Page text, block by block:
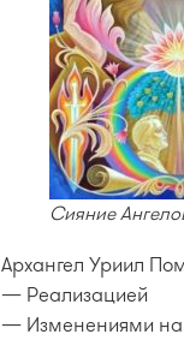
Сияние
Архангел Уриил
— Реализацией
— Изменениями